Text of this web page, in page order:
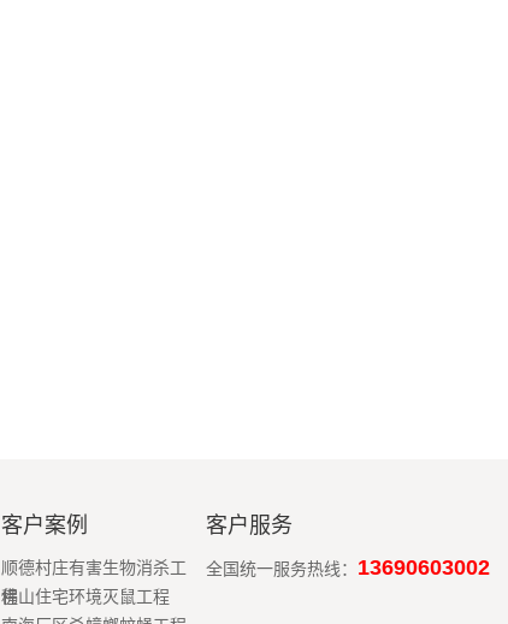
客户案例
顺德村庄有害生物消杀工
程
佛山住宅环境灭鼠工程
客户服务
全国统一服务热线： 13690603002